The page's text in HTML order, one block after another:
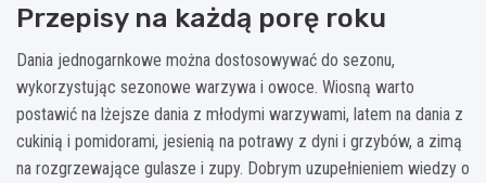
Przepisy na każdą porę roku
Dania jednogarnkowe można dostosowywać do sezonu,
wykorzystując sezonowe warzywa i owoce. Wiosną warto
postawić na lżejsze dania z młodymi warzywami, latem na dania z
cukinią i pomidorami, jesienią na potrawy z dyni i grzybów, a zimą
na rozgrzewające gulasze i zupy. Dobrym uzupełnieniem wiedzy o